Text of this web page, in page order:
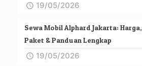
19/05/2026
Sewa Mobil Alphard Jakarta: Harga,
Paket & Panduan Lengkap
19/05/2026